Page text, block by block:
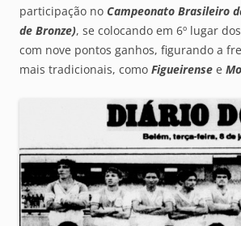
participação no Campeonato Brasileiro
de Bronze), se colocando em 6º lugar
com nove pontos ganhos, figurando a
mais tradicionais, como Figueirense e